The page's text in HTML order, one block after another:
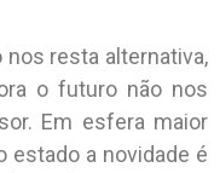
nos resta alternativa,
o futuro não nos
Em esfera maior
estado a novidade é